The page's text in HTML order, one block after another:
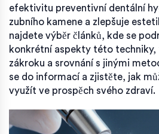
efektivitu preventivní dentální
zubního kamene a zlepšuje
najdete výběr článků, kde se
konkrétní aspekty této techniky,
zákroku a srovnání s jinými
se do informací a zjistěte, jak
využít ve prospěch svého zdraví.